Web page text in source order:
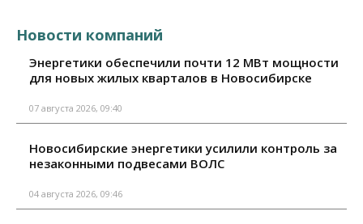
Новости компаний
Энергетики обеспечили почти 12 МВт мощности
для новых жилых кварталов в Новосибирске
07 августа 2026, 09:40
Новосибирские энергетики усилили контроль за
незаконными подвесами ВОЛС
04 августа 2026, 09:46